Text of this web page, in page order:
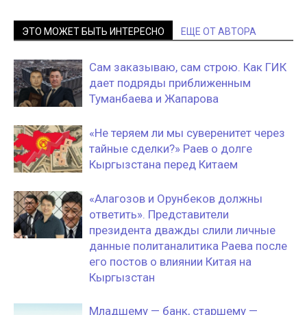
ЭТО МОЖЕТ БЫТЬ ИНТЕРЕСНО ЕЩЕ ОТ АВТОРА
Сам заказываю, сам строю. Как ГИК
дает подряды приближенным
Туманбаева и Жапарова
«Не теряем ли мы суверенитет через
тайные сделки?» Раев о долге
Кыргызстана перед Китаем
«Алагозов и Орунбеков должны
ответить». Представители
президента дважды слили личные
данные политаналитика Раева после
его постов о влиянии Китая на
Кыргызстан
Младшему — банк, старшему —